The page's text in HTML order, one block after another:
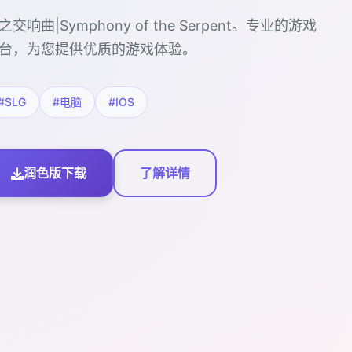
交响曲|Symphony of the Serpent。专业的游戏
，为您提供优质的游戏体验。
#电脑 #IOS
润色版下载 了解详情